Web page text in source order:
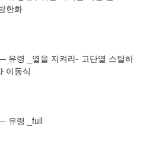
한화
유령 _열을 지켜라- 고단열 스틸하
이동식
유령 _full